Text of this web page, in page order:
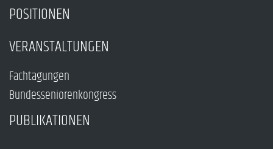
POSITIONEN
VERANSTALTUNGEN
Fachtagungen
Bundesseniorenkongress
PUBLIKATIONEN